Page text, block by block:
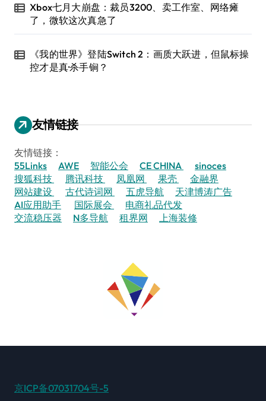
Xbox七月大崩盘：裁员3200、卖工作室、网络瘫
了，微软这次真急了
《我的世界》登陆Switch 2：画质大跃进，但鼠标操
控才是真·杀手锏？
友情链接
友情链接：
55Links
AWE 智能公会 CE CHINA
sinoces
搜狐科技
腾讯科技 凤凰网 果壳
金融界
网站建设
古代诗词网 五虎导航
天津博涛广告
AI应用助手
国际展会
电商礼品代发
交流稳压器
N多导航 租界网 上海装修
京ICP备07031704号-5